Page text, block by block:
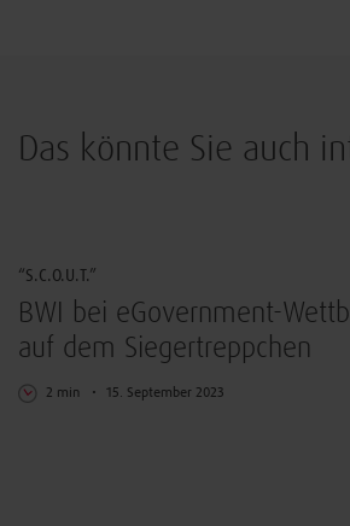
Das könnte Sie auch
“S.C.O.U.T.”
BWI bei eGovernment-
auf dem Siegertreppchen
2 min 15. September 2023